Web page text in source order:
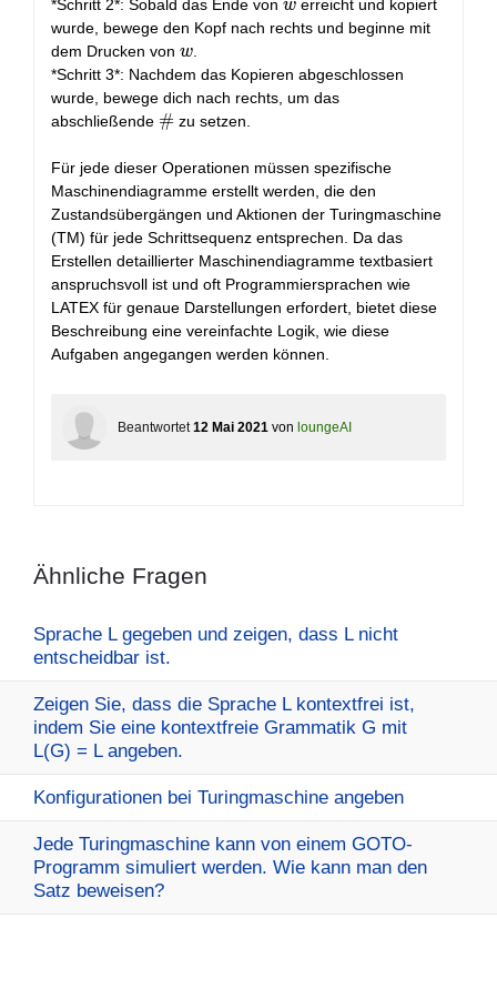
*Schritt 2*: Sobald das Ende von w
w erreicht und kopiert
wurde, bewege den Kopf nach rechts und beginne mit
dem Drucken von w
w
*Schritt 3*: Nachdem das Kopieren abgeschlossen
wurde, bewege dich nach rechts, um das
abschließende \#
# zu setzen.
Für jede dieser Operationen müssen spezifische
Maschinendiagramme erstellt werden, die den
Zustandsübergängen und Aktionen der Turingmaschine
(TM) für jede Schrittsequenz entsprechen. Da das
Erstellen detaillierter Maschinendiagramme textbasiert
anspruchsvoll ist und oft Programmiersprachen wie
LATEX für genaue Darstellungen erfordert, bietet diese
Beschreibung eine vereinfachte Logik, wie diese
Aufgaben angegangen werden können.
Beantwortet 12 Mai 2021 von loungeAI
Ähnliche Fragen
Sprache L gegeben und zeigen, dass L nicht
entscheidbar ist.
Zeigen Sie, dass die Sprache L kontextfrei ist,
indem Sie eine kontextfreie Grammatik G mit
L(G) = L angeben.
Konfigurationen bei Turingmaschine angeben
Jede Turingmaschine kann von einem GOTO-
Programm simuliert werden. Wie kann man den
Satz beweisen?